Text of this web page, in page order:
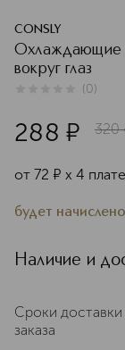
CONSLY
Охлаждающие
вокруг глаз
(0)
288 ¤ 320
от 72 ¤ х 4
будет начислено
Наличие и
Сроки
заказа